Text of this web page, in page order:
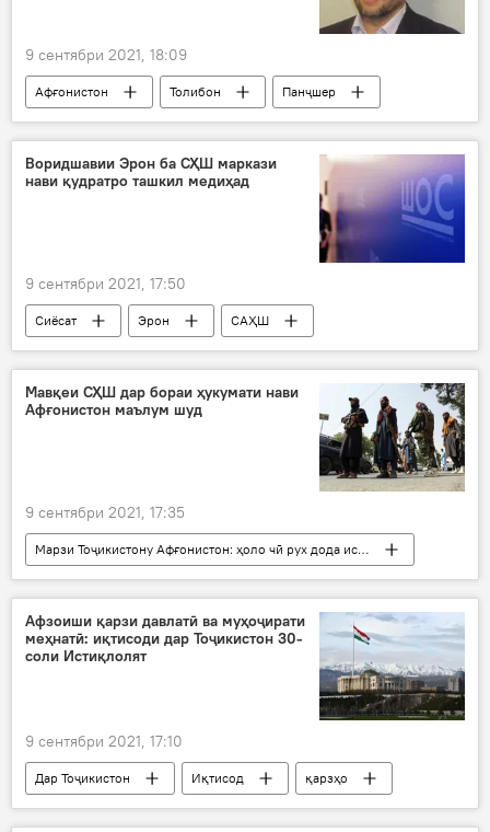
9 сентябри 2021, 18:09
Афғонистон Толибон
Панҷшер
муқовимат
фармондеҳон муроҷиат
Воридшавии Эрон ба СҲШ маркази
нави қудратро ташкил медиҳад
9 сентябри 2021, 17:50
Сиёсат Эрон
САҲШ
коршиносон
Мавқеи СҲШ дар бораи ҳукумати нави
Афғонистон маълум шуд
9 сентябри 2021, 17:35
Марзи Тоҷикистону Афғонистон: ҳоло чӣ рух дода истодааст?
Афғонистон
СҲШ
Толибон
мавқеъ
Ҳукумат
Афзоиши қарзи давлатӣ ва муҳоҷирати
меҳнатӣ: иқтисоди дар Тоҷикистон 30-
соли Истиқлолят
9 сентябри 2021, 17:10
Дар Тоҷикистон Иқтисод
қарзҳо
ҷашн
истиқлолият ММД